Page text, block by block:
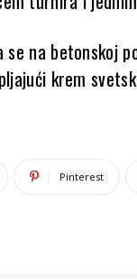
na betonskoj
krem
Pinterest